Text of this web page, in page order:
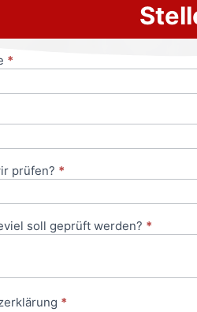
*
prüfen? *
soll geprüft werden? *
*